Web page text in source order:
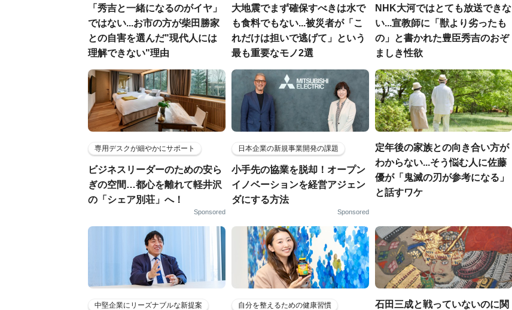
「秀吉と一緒になるのがイヤ」
ではない...お市の方が柴田勝家
との自害を選んだ"現代人には
理解できない"理由
大地震でまず確保すべきは水で
も食料でもない...被災者が「こ
れだけは担いで逃げて」という
最も重要なモノ2選
NHK大河ではとても放送できな
い...宣教師に「獣より劣ったも
の」と書かれた豊臣秀吉のおぞ
ましき性欲
専用デスクが細やかにサポート
ビジネスリーダーのための安ら
ぎの空間…都心を離れて軽井沢
の「シェア別荘」へ！
Sponsored
日本企業の新規事業開発の課題
小手先の協業を脱却！オープン
イノベーションを経営アジェン
ダにする方法
Sponsored
定年後の家族との向き合い方が
わからない...そう悩む人に佐藤
優が「鬼滅の刃が参考になる」
と話すワケ
中堅企業にリーズナブルな新提案 自分を整えるための健康習慣
石田三成と戦っていないのに関